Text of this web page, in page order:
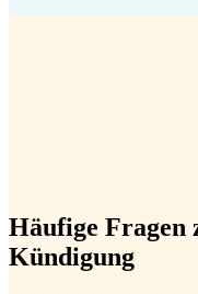
Häufige Fragen
Kündigung